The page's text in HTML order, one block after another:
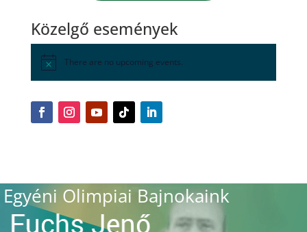
Közelgő események
There are no upcoming events.
Egyéni Olimpiai Bajnokaink